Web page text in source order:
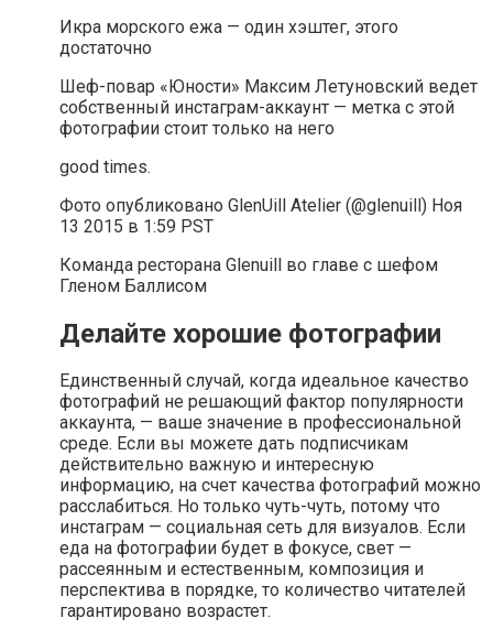
Икра морского ежа — один хэштег, этого
достаточно
Шеф-повар «Юности» Максим Летуновский ведет
собственный инстаграм-аккаунт — метка с этой
фотографии стоит только на него
good times.
Фото опубликовано GlenUill Atelier (@glenuill) Ноя
13 2015 в 1:59 PST
Команда ресторана Glenuill во главе с шефом
Гленом Баллисом
Делайте хорошие фотографии
Единственный случай, когда идеальное качество
фотографий не решающий фактор популярности
аккаунта, — ваше значение в профессиональной
среде. Если вы можете дать подписчикам
действительно важную и интересную
информацию, на счет качества фотографий можно
расслабиться. Но только чуть-чуть, потому что
инстаграм — социальная сеть для визуалов. Если
еда на фотографии будет в фокусе, свет —
рассеянным и естественным, композиция и
перспектива в порядке, то количество читателей
гарантировано возрастет.